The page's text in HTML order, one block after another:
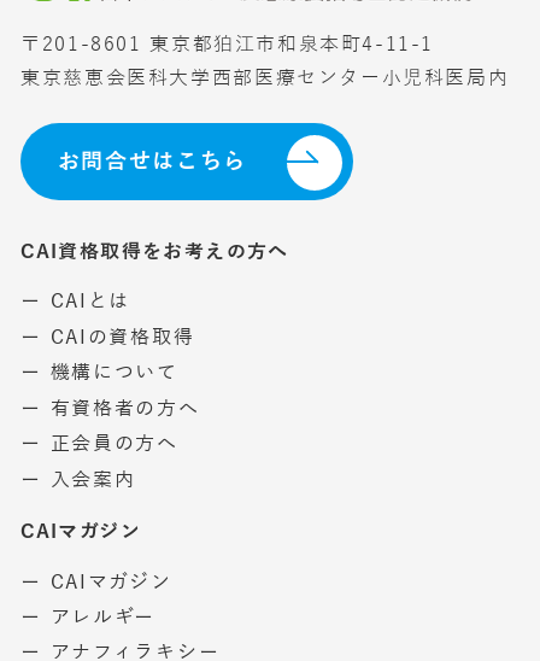
〒201-8601 東京都狛江市和泉本町4-11-1
東京慈恵会医科大学西部医療センター小児科医局内
お問合せはこちら
CAI資格取得をお考えの方へ
ー CAIとは
ー CAIの資格取得
ー 機構について
ー 有資格者の方へ
ー 正会員の方へ
ー 入会案内
CAIマガジン
ー CAIマガジン
ー アレルギー
ー アナフィラキシー